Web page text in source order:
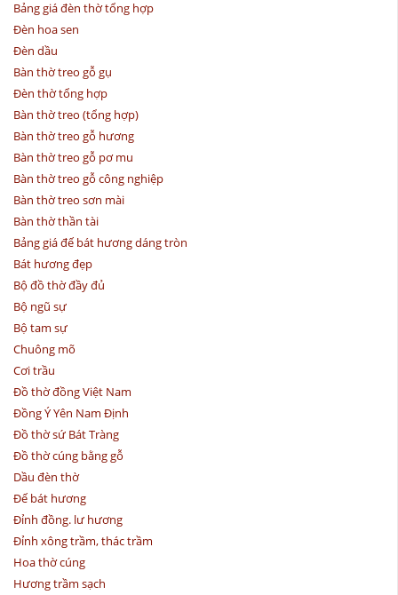
Bảng giá đèn thờ tổng hợp
Đèn hoa sen
Đèn dầu
Bàn thờ treo gỗ gụ
Đèn thờ tổng hợp
Bàn thờ treo (tổng hợp)
Bàn thờ treo gỗ hương
Bàn thờ treo gỗ pơ mu
Bàn thờ treo gỗ công nghiệp
Bàn thờ treo sơn mài
Bàn thờ thần tài
Bảng giá đế bát hương dáng tròn
Bát hương đẹp
Bộ đồ thờ đầy đủ
Bộ ngũ sự
Bộ tam sự
Chuông mõ
Cơi trầu
Đồ thờ đồng Việt Nam
Đồng Ý Yên Nam Định
Đồ thờ sứ Bát Tràng
Đồ thờ cúng bằng gỗ
Dầu đèn thờ
Đế bát hương
Đỉnh đồng. lư hương
Đỉnh xông trầm, thác trầm
Hoa thờ cúng
Hương trầm sạch